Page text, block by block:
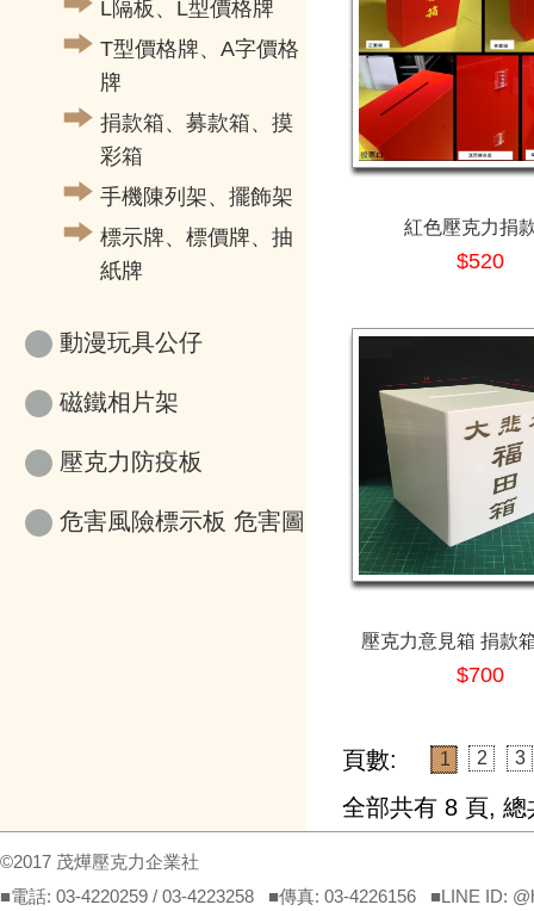
L隔板、L型價格牌
T型價格牌、A字價格
牌
捐款箱、募款箱、摸
彩箱
手機陳列架、擺飾架
標示牌、標價牌、抽
紙牌
動漫玩具公仔
磁鐵相片架
壓克力防疫板
危害風險標示板 危害圖
紅色壓克力捐
$520
壓克力意見箱 捐款
$700
頁數: 1 2 3
全部共有 8 頁,
©2017 茂燁壓克力企業社
■電話: 03-4220259 / 03-4223258 ■傳真: 03-4226156 ■LINE ID: